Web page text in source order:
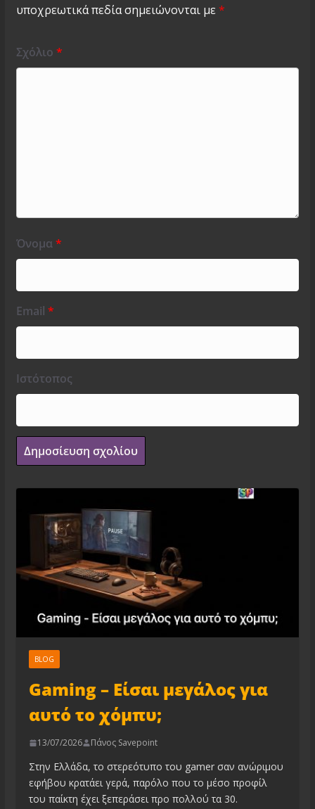
υποχρεωτικά πεδία σημειώνονται με*
Σχόλιο *
Όνομα*
Email *
Ιστότοπος
BLOG
Gaming – Είσαι μεγάλος για
αυτό το χόμπυ;
13/07/2026 Πάνος Savepoint
Στην Ελλάδα, το στερεότυπο του gamer σαν ανώριμου
εφήβου κρατάει γερά, παρόλο που το μέσο προφίλ
του παίκτη έχει ξεπεράσει προ πολλού τα 30.